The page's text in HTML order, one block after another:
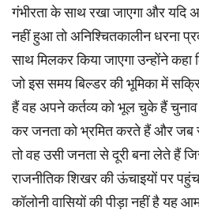
गंभीरता के साथ रखा जाएगा और यदि
नहीं हुआ तो अनिश्चितकालीन धरना
साथ मिलकर किया जाएगा उन्होंने कहा
जो इस समय बिल्डर की भूमिका में
हैं वह अपने कर्तव्य को भूल चुके हैं
कर जनता को भ्रमित करते हैं और जब
तो वह उसी जनता से दूरी बना लेते हैं
राजनीतिक शिखर की ऊंचाइयों पर
कॉलोनी वासियों की पीड़ा नहीं है यह